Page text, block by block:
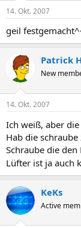
14. Okt. 2007
geil
Patrick
New
14. Okt. 2007
Ich weiß, aber
Hab die
Schraube die
Lüfter ist ja auch
KeKs
Active